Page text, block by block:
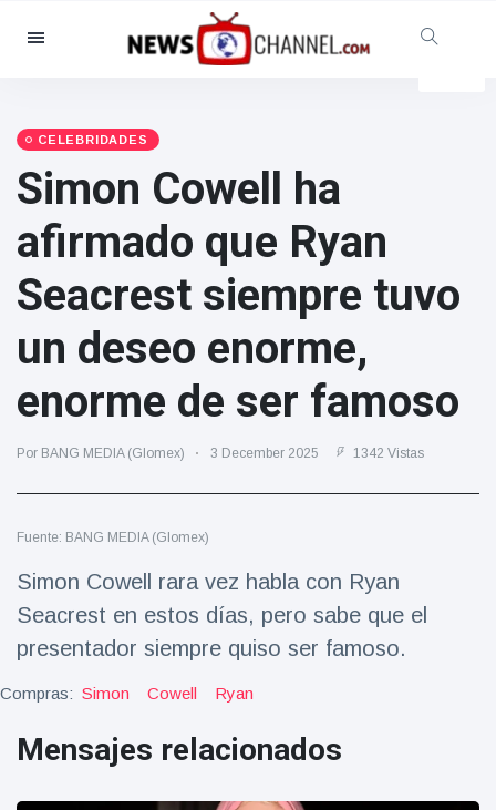
Categorías
Social y Diversión
Cine y TV
(81)
Celebridades
(13938)
Moda y Belleza
(122)
Comida y bebida
(79)
Juegos
(160)
entretenimiento
Últimas noticias
SKAI News
07/10/2025
7 October
9000 Vistas
CELEBRIDADES
Simon Cowell ha
afirmado que Ryan
Seacrest siempre tuvo
un deseo enorme,
enorme de ser famoso
Por BANG MEDIA (Glomex) 3 December 2025 1342 Vistas
Fuente: BANG MEDIA (Glomex)
Simon Cowell rara vez habla con Ryan
Seacrest en estos días, pero sabe que el
presentador siempre quiso ser famoso.
Compras: Simon Cowell Ryan
Mensajes relacionados